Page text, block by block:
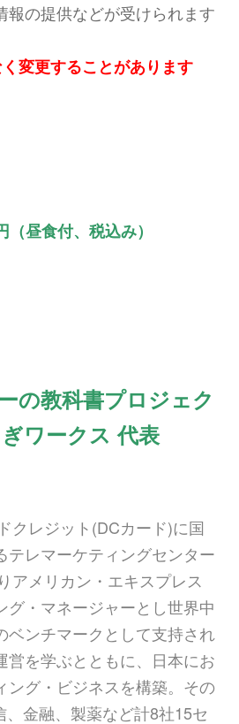
報の提供などが受けられます
変更することがあります
昼食付、税込み）
の教科書プロジェク
ワークス 代表
クレジット(DCカード)に国
テレマーケティングセンター
アメリカン・エキスプレス
グ・マネージャーとし世界中
ベンチマークとして支持され
営を学ぶとともに、日本にお
ング・ビジネスを構築。その
金融、製薬など計8社15セ